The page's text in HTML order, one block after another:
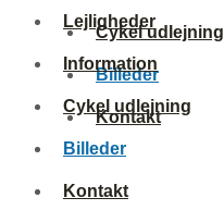
Cykel udlejning
Billeder
Kontakt
Lejligheder
Information
Cykel udlejning
Billeder
Kontakt